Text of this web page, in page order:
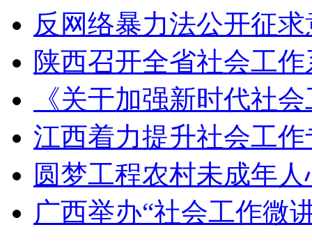
反网络暴力法公开征
陕西召开全省社会工
《关于加强新时代社
江西着力提升社会工
圆梦工程农村未成年
广西举办“社会工作微